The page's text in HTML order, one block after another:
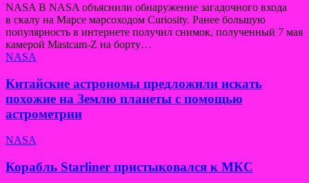
NASA В NASA объяснили обнаружение загадочного входа
в скалу на Марсе марсоходом Curiosity. Ранее большую
популярность в интернете получил снимок, полученный 7 мая
камерой Mastcam-Z на борту…
NASA
Китайские астрономы предложили искать
похожие на Землю планеты с помощью
астрометрии
NASA
Корабль Starliner пристыковался к МКС